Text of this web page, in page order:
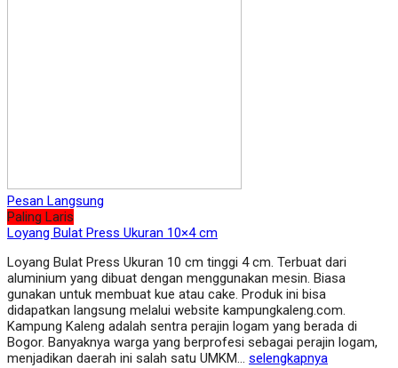
Pesan Langsung
Paling Laris
Loyang Bulat Press Ukuran 10×4 cm
Loyang Bulat Press Ukuran 10 cm tinggi 4 cm. Terbuat dari
aluminium yang dibuat dengan menggunakan mesin. Biasa
gunakan untuk membuat kue atau cake. Produk ini bisa
didapatkan langsung melalui website kampungkaleng.com.
Kampung Kaleng adalah sentra perajin logam yang berada di
Bogor. Banyaknya warga yang berprofesi sebagai perajin logam,
menjadikan daerah ini salah satu UMKM… selengkapnya